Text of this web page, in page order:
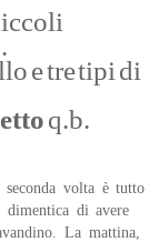
e tre tipi di
q.b.
volta è tutto
di avere
La mattina,